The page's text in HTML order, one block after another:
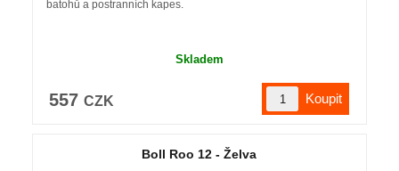
batohů a postranních kapes.
Skladem
557 CZK
Boll Roo 12 - Želva